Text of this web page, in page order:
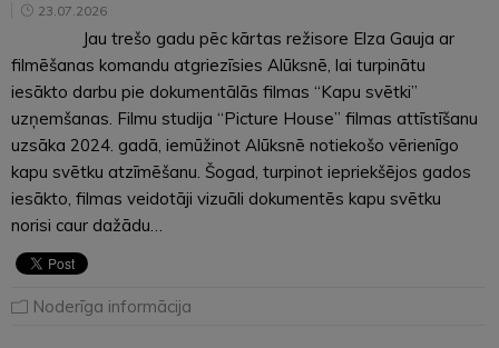
23.07.2026
Jau trešo gadu pēc kārtas režisore Elza Gauja ar
filmēšanas komandu atgriezīsies Alūksnē, lai turpinātu
iesākto darbu pie dokumentālās filmas “Kapu svētki”
uzņemšanas. Filmu studija “Picture House” filmas attīstīšanu
uzsāka 2024. gadā, iemūžinot Alūksnē notiekošo vērienīgo
kapu svētku atzīmēšanu. Šogad, turpinot iepriekšējos gados
iesākto, filmas veidotāji vizuāli dokumentēs kapu svētku
norisi caur dažādu…
Noderīga informācija